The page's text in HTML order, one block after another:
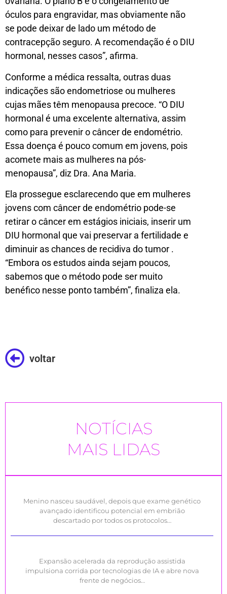
óculos para engravidar, mas obviamente não
se pode deixar de lado um método de
contracepção seguro. A recomendação é o DIU
hormonal, nesses casos”, afirma.
Conforme a médica ressalta, outras duas
indicações são endometriose ou mulheres
cujas mães têm menopausa precoce. “O DIU
hormonal é uma excelente alternativa, assim
como para prevenir o câncer de endométrio.
Essa doença é pouco comum em jovens, pois
acomete mais as mulheres na pós-
menopausa”, diz Dra. Ana Maria.
Ela prossegue esclarecendo que em mulheres
jovens com câncer de endométrio pode-se
retirar o câncer em estágios iniciais, inserir um
DIU hormonal que vai preservar a fertilidade e
diminuir as chances de recidiva do tumor .
“Embora os estudos ainda sejam poucos,
sabemos que o método pode ser muito
benéfico nesse ponto também”, finaliza ela.
voltar
NOTÍCIAS
MAIS LIDAS
Menino nasceu saudável, depois que exame genético
avançado identificou potencial em embrião
descartado por todos os protocolos…
Expansão acelerada da reprodução assistida
impulsiona corrida por tecnologias de IA e abre nova
frente de negócios…